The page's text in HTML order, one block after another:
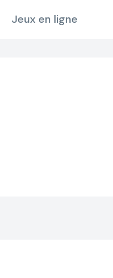
Jeux en ligne